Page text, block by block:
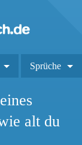
Sprüche
alt du